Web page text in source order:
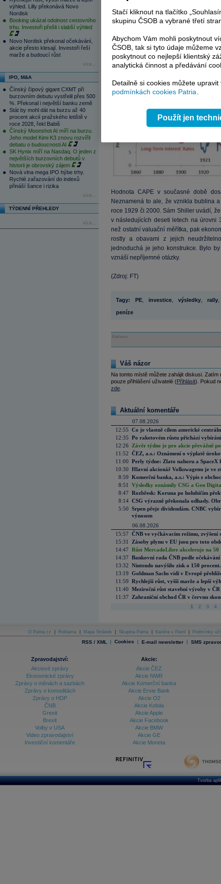
výhled. Lilly překonává Novo
Nordisk
Booking ukázal odolnost cestovního
trhu. Investoři přešli i slabší výhled
Novo Nordisk překonal očekávání,
akcie přesto klesají. Investoři řeší
marže a budoucí růst
více...
IPO, M&A
Čínský čipový gigant CXMT při
burzovním debutu vystřelil přes 500
%. Překonal i největší banku země
Stát by mohl dát na burzu až 40
procent akcií pražského letiště v
roce 2028, řekl Babiš
Čínský Moonshot AI míří na burzu.
Jeho model Kimi K3 znovu rozvířil
debatu o budoucnosti AI
SK Hynix míří na Nasdaq. O jeden z
největších burzovních debutů v
historii je obrovský zájem
Nová vlna mega IPO hýbe trhy.
Rychlé zařazování do indexů
přináší šance i rizika
více...
TÝDENNÍ PŘEHLEDY
více...
Hodnota CAPE v současné době
Neznamená to ale, že vznikla bublina
roce 1929 či 2000. Sám Shiller uvádí,
v následujících deseti letech na úrovni
než ostatní valuační měřítka, pak
rostly a obavami z jejich
jednoduchá je jeho konstrukce. Bylo
vznáší nepříjemné otázky.
(Zdroj: FT)
Tagy: PE investice výsledky rally
peníze
Reklama
Váš názor
Na tomto místě můžete zahájit diskusi.
pouze přihlášení uživatelé (Přihlásit). Pokud
zde
Aktuální komentáře
07.08.2026
12:55 Co je vlastně cílem americké
12:35 Po raketovém růstu přichází
12:26
Závěr týdne je pro akcie převážně
11:52 ČEZ, a.s.: Oznámení o výplatě
11:00 Perly týdne: Zlato nahoru a SpaceX
10:30 Hlavní akcionář Volkswagenu je ve
8:59 Komerční banka, a.s.: Výpis z
8:51
Výsledky oznámily CSG a Gen
8:47 Rozbřesk: Koruna po holubičím
8:14 CSG výrazně překonala odhady.
5:50 Srpen přeje dividendám. CNBC
výnosem
06.08.2026
15:57 ČNB ve vyčkávacím režimu, zvýšení
15:31
Zásoby plynu v EU jsou pro toto
14:47 Růst MercadoLibre akceleruje na
14:37 Bankovní rada ČNB podle
13:32 Nintendo navýšilo zisk o 150
13:19 Goldman Sachs vidí v Evropě
11:59 Rychlejší růst, vyšší marže a lepší
11:40 Meziroční růst stavební výroby v
11:37
Zahraniční obchod ČR v červnu
1 2 3 4
O Patria.cz Reklama Mapa Stránek Skupina Patria Kariéra v Patrii Podmínky
RSS / XML | Cookies | E-mail newsletter | SMS
Zpravodajství:
Akciové zprávy
Ekonomické zprávy
Zprávy o měnách a sazbách
Zprávy o komoditách
Zprávy o HDP
ČNB
Grexit
Brexit
Volby v USA
Video zpravodajství
Investiční komentáře
Akcie:
Akcie ČEZ
Akcie NWR
Akcie Komerční banka
Akcie Erste Bank
Akcie O2
Akcie Kofola
Akcie Apple
Akcie Facebook
Akcie BMW
Akcie GE
Akcie Moneta
Tvorba
Stačí kliknout na tlačítko
skupinu ČSOB a vybrané třetí
Abychom Vám mohli poskytnout
ČSOB, tak si tyto údaje můžeme
poskytnout co nejlepší klientský
analytická činnost a předávání
Detailně si cookies můžete
podmínkách cookies Patria.
Použít jen